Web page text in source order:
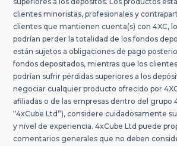
clientes minoristas, profesionales y
clientes que mantienen cuenta(s) con 4XC,
podrían perder la totalidad de los fondos
están sujetos a obligaciones de pago
fondos depositados, mientras que los
podrían sufrir pérdidas superiores a los
negociar cualquier producto ofrecido por
afiliadas o de las empresas dentro del grupo
“4xCube Ltd”), considere cuidadosamente
y nivel de experiencia. 4xCube Ltd puede
comentarios generales que no deben